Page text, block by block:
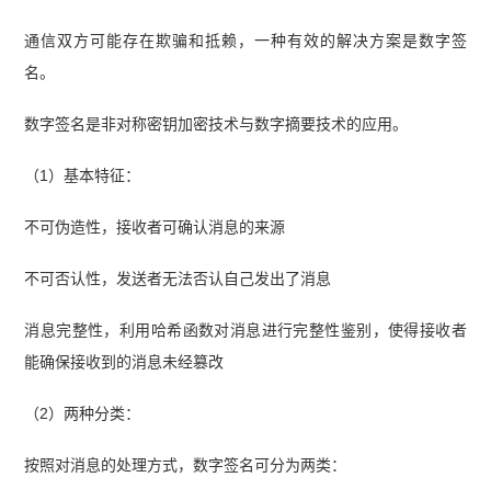
通信双方可能存在欺骗和抵赖，一种有效的解决方案是数字签
名。
数字签名是非对称密钥加密技术与数字摘要技术的应用。
（1）基本特征：
不可伪造性，接收者可确认消息的来源
不可否认性，发送者无法否认自己发出了消息
消息完整性，利用哈希函数对消息进行完整性鉴别，使得接收者
能确保接收到的消息未经篡改
（2）两种分类：
按照对消息的处理方式，数字签名可分为两类：